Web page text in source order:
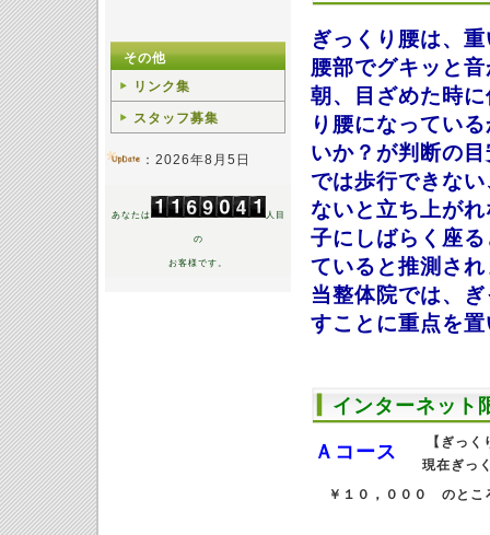
ぎっくり腰は、
腰部でグキッと
朝、目ざめた時
り腰になってい
いか？が判断の
では歩行できな
ないと立ち上が
子にしばらく座
ていると推測さ
当整体院では、
すことに重点を
インターネッ
Ａコース
【ぎっ
現在ぎっ
￥１０，０００ の
その他
リンク集
スタッフ募集
：2026年8月5日
あなたは 人目
の
お客様です。